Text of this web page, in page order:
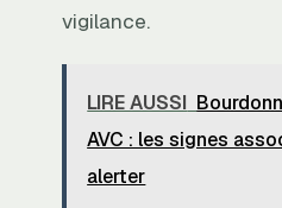
vigilance.
LIRE AUSSI
AVC : les signes
alerter